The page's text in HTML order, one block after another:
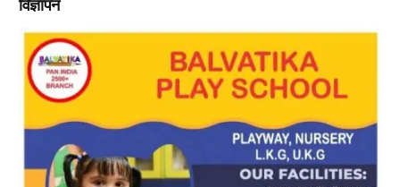
विज्ञापन